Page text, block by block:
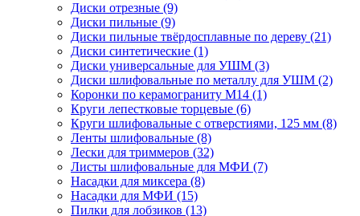
Диски отрезные (9)
Диски пильные (9)
Диски пильные твёрдосплавные по дереву (21)
Диски синтетические (1)
Диски универсальные для УШМ (3)
Диски шлифовальные по металлу для УШМ (2)
Коронки по керамограниту M14 (1)
Круги лепестковые торцевые (6)
Круги шлифовальные с отверстиями, 125 мм (8)
Ленты шлифовальные (8)
Лески для триммеров (32)
Листы шлифовальные для МФИ (7)
Насадки для миксера (8)
Насадки для МФИ (15)
Пилки для лобзиков (13)